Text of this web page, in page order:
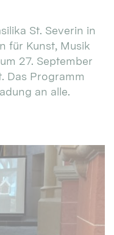
St. Severin in
für Kunst, Musik
27. September
Das Programm
an alle.